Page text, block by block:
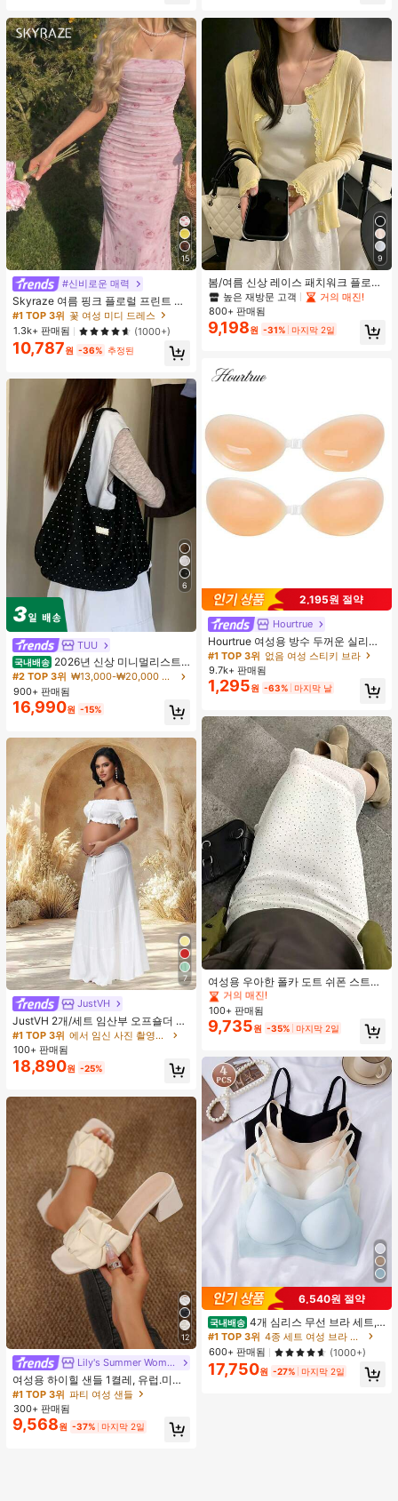
15
#신비로운 매력
Skyraze 여름 핑크 플로럴 프린트 주
름 메쉬 캐미 롱 드레스, 여름 드레스,
봄 옷
#1 TOP 3위 꽃 여성 미디 드레스
1.3k+ 판매됨
(1000+)
10,787원 -36% 추정된
6
TUU
국내배송 2026년 신상 미니멀리스트
도트 캔버스 토트백, 대용량 캐주얼 다
용도 통근 숄더 핸드백
#2 TOP 3위
₩13,000-₩20,000 여성 숄더백
900+ 판매됨
16,990원 -15%
7
JustVH
JustVH 2개/세트 임산부 오프숄더 러
플 헴 크롭 탑과 플로잉 맥시 스커트
세트, 사진 촬영과 비치웨어에 적합한
봄 화이트 가을
#1 TOP 3위
에서 임신 사진 촬영용 의상
100+ 판매됨
18,890원 -25%
12
Lily's Summer Women Shoes
여성용 하이힐 샌들 1켤레, 유럽.미국
플러스 사이즈 어머니날 선물, 패셔너
블하고 편안한 PU 미끄럼 방지 솔리
드 컬러 청키 힐 주름 텍스처 라운드
토 오픈토 슬립온 하이힐, 힐 높이 5c
#1 TOP 3위 파티 여성 샌들
300+ 판매됨
9,568원 -37% 마지막 2일
9
봄/여름 신상 레이스 패치워크 플로럴
트림 소프트 니트 가디건 경량 재킷 탑
여성용, 코티지코어 옐로우
높은 재방문 고객
거의 매진!
800+ 판매됨
9,198원 -31% 마지막 2일
2,195원 절약
Hourtrue
Hourtrue 여성용 방수 두꺼운 실리콘
가슴 페탈, 작은 가슴 리프트업 & 푸시
인용, 웨딩 촬영 및 들러리용
#1 TOP 3위 없음 여성 스티키 브라
9.7k+ 판매됨
1,295원 -63% 마지막 날
여성용 우아한 폴카 도트 쉬폰 스트레
이트 스커트, 여름 캐주얼 웨어에 적
합, 일상용으로 다용도, 편안하고 통기
성 있는 화이트
#4 TOP 3위
휴일 여성 스커트
거의 매진!
#4 TOP 3위 휴일 여성 스커트
거의 매진!
#4 TOP 3위 휴일 여성 스커트
거의 매진!
#4 TOP 3위
거의 매진!
100+ 판매됨
9,735원 -35% 마지막 2일
6,540원 절약
국내배송 4개 심리스 무선 브라 세트,
작은 가슴 보정, 초박형 통기성 아이스
실크 섹시 편안한 백리스 란제리 브라,
조절 가능
#1 TOP 3위
4종 세트 여성 브라 & 브랄렛
600+ 판매됨
(1000+)
17,750원 -27% 마지막 2일